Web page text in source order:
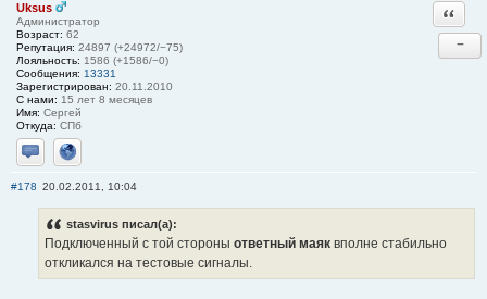
Uksus
Администратор
Возраст: 62
Репутация: 24897 (+24972/−75)
Лояльность: 1586 (+1586/−0)
Сообщения: 13331
Зарегистрирован: 20.11.2010
С нами: 15 лет 8 месяцев
Имя: Сергей
Откуда: СПб
Отправить личное сообщение
Сайт
−
#178 20.02.2011, 10:04
stasvirus писал(а):
Подключенный с той стороны ответный маяк вполне стабильно
откликался на тестовые сигналы.